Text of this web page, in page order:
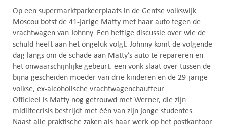
Op een supermarktparkeerplaats in de Gentse volkswijk
Moscou botst de 41-jarige Matty met haar auto tegen de
vrachtwagen van Johnny. Een heftige discussie over wie de
schuld heeft aan het ongeluk volgt. Johnny komt de volgende
dag langs om de schade aan Matty’s auto te repareren en
het onwaarschijnlijke gebeurt: een vonk slaat over tussen de
bijna gescheiden moeder van drie kinderen en de 29-jarige
volkse, ex-alcoholische vrachtwagenchauffeur.
Officieel is Matty nog getrouwd met Werner, die zijn
midlifecrisis bestrijdt met één van zijn jonge studentes.
Naast alle praktische zaken als haar werk op het postkantoor